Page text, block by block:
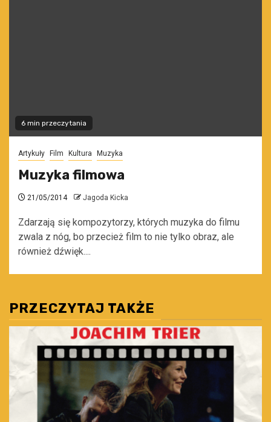
6 min przeczytania
Artykuły Film Kultura Muzyka
Muzyka filmowa
21/05/2014 Jagoda Kicka
Zdarzają się kompozytorzy, których muzyka do filmu
zwala z nóg, bo przecież film to nie tylko obraz, ale
również dźwięk....
PRZECZYTAJ TAKŻE